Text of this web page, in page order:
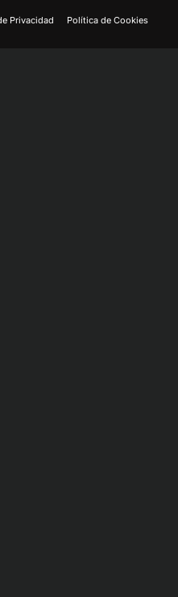
Privacidad Política de Cookies